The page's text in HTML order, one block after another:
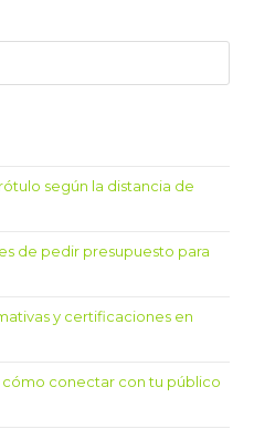
según la distancia de
de pedir presupuesto para
y certificaciones en
conectar con tu público